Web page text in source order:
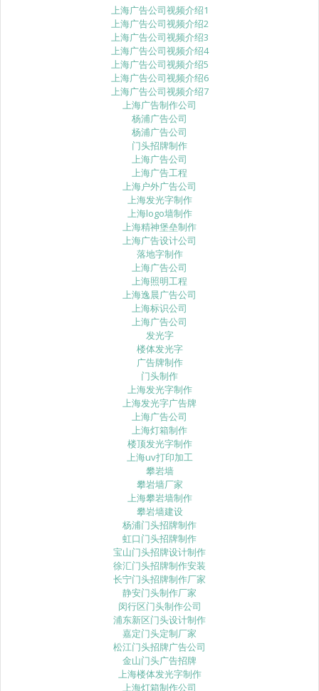
上海广告公司视频介绍1
上海广告公司视频介绍2
上海广告公司视频介绍3
上海广告公司视频介绍4
上海广告公司视频介绍5
上海广告公司视频介绍6
上海广告公司视频介绍7
上海广告制作公司
杨浦广告公司
杨浦广告公司
门头招牌制作
上海广告公司
上海广告工程
上海户外广告公司
上海发光字制作
上海logo墙制作
上海精神堡垒制作
上海广告设计公司
落地字制作
上海广告公司
上海照明工程
上海逸晨广告公司
上海标识公司
上海广告公司
发光字
楼体发光字
广告牌制作
门头制作
上海发光字制作
上海发光字广告牌
上海广告公司
上海灯箱制作
楼顶发光字制作
上海uv打印加工
攀岩墙
攀岩墙厂家
上海攀岩墙制作
攀岩墙建设
杨浦门头招牌制作
虹口门头招牌制作
宝山门头招牌设计制作
徐汇门头招牌制作安装
长宁门头招牌制作厂家
静安门头制作厂家
闵行区门头制作公司
浦东新区门头设计制作
嘉定门头定制厂家
松江门头招牌广告公司
金山门头广告招牌
上海楼体发光字制作
上海灯箱制作公司